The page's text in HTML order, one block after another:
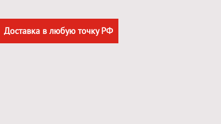
Доставка в любую точку РФ